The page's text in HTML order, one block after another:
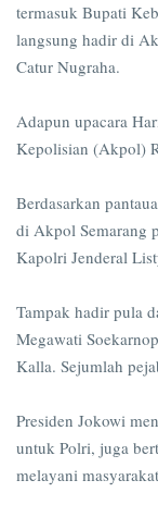
termasuk Bupati
langsung hadir di
Catur Nugraha.
Adapun upacara
Kepolisian (Akpol)
Berdasarkan
di Akpol Semarang
Kapolri Jenderal
Tampak hadir pula
Megawati
Kalla. Sejumlah
Presiden Jokowi
untuk Polri, juga
melayani